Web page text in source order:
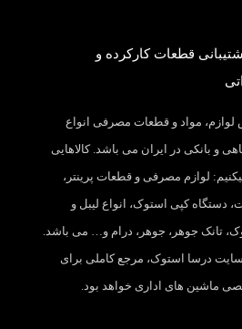
قطعات کارکرده و
مواد و قطعات مصرفی انواع
و بانکی در ایران می باشد. کالاهایی
لوازم مصرفی و قطعات پرینتر،
دستگاه کپی استوک، انواع لیبل و
تانک جوهر، جوهر، درام و… می باشد.
درسا استوک، مرجع کاملی برای
ماشین های اداری خواهد بود.